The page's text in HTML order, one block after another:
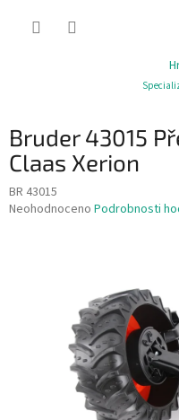
Bruder 43015
Claas Xerion
BR 43015
Průměrné
Neohodnoceno Podrobnosti